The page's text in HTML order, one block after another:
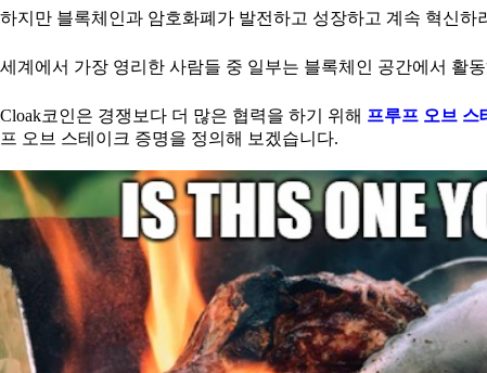
하지만 블록체인과 암호화폐가 발전하고 성장하고 계속 혁신
세계에서 가장 영리한 사람들 중 일부는 블록체인 공간에서 활
Cloak코인은 경쟁보다 더 많은 협력을 하기 위해 프루프 오브 스
프 오브 스테이크 증명을 정의해 보겠습니다.